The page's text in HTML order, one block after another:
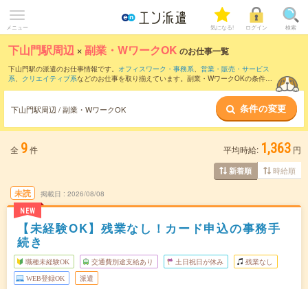
メニュー 気になる! ログイン 検索
下山門駅周辺 ×副業・WワークOK のお仕事一覧
下山門駅の派遣のお仕事情報です。 オフィスワーク・事務系、 営業・販売・サービス
系、 クリエイティブ系などのお仕事を取り揃えています。副業・WワークOKの条件の
下山門駅周辺 / 副業・WワークOK 条件の変更
全 9件 平均時給: 1,363 円
新着順 時給順
未読
NEW
掲載日 2026/08/08
【未経験OK】残業なし！カード申込の事務手
続き
職種未経験OK 交通費別途支給あり 土日祝日が休み 残業なし
WEB登録OK 派遣